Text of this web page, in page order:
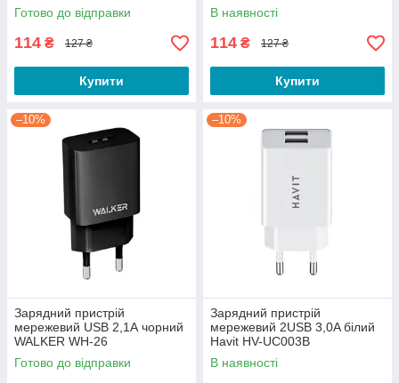
Готово до відправки
114 ₴ 127 ₴
Купити
В наявності
114 ₴ 127 ₴
Купити
–10%
Зарядний пристрій
мережевий USB 2,1А чорний
WALKER WH-26
Готово до відправки
–10%
Зарядний пристрій
мережевий 2USB 3,0A білий
Havit HV-UC003B
В наявності